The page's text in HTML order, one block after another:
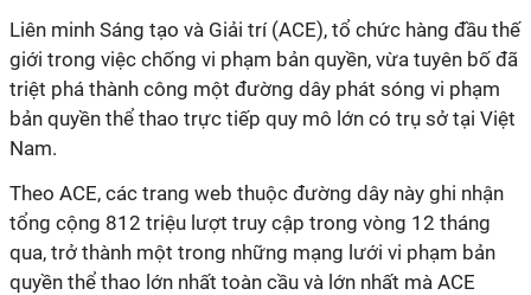
Liên minh Sáng tạo và Giải trí (ACE), tổ chức hàng đầu thế
giới trong việc chống vi phạm bản quyền, vừa tuyên bố đã
triệt phá thành công một đường dây phát sóng vi phạm
bản quyền thể thao trực tiếp quy mô lớn có trụ sở tại Việt
Nam.
Theo ACE, các trang web thuộc đường dây này ghi nhận
tổng cộng 812 triệu lượt truy cập trong vòng 12 tháng
qua, trở thành một trong những mạng lưới vi phạm bản
quyền thể thao lớn nhất toàn cầu và lớn nhất mà ACE